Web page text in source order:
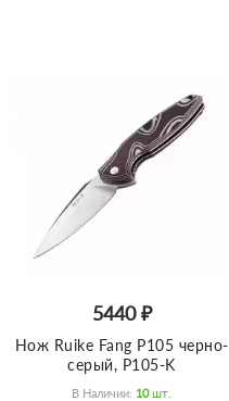
5440 ₽
Нож Ruike Fang P105 черно-
серый, P105-K
В Наличии: 10 Шт.